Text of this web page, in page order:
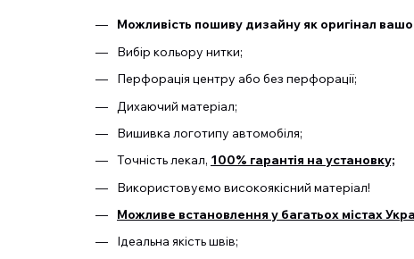
Можливість пошиву дизайну як оригінал
Вибір кольору нитки;
Перфорація центру або без перфорації;
Дихаючий матеріал;
Вишивка логотипу автомобіля;
Точність лекал, 100% гарантія на установку;
Використовуємо високоякісний матеріал!
Можливе встановлення у багатьох містах
Ідеальна якість швів;